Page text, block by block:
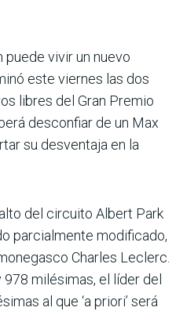
vivir un nuevo
este viernes las dos
libres del Gran Premio
desconfiar de un Max
su desventaja en la
del circuito Albert Park
parcialmente modifi­cado,
Charles Leclerc.
milésimas, el líder del
al que ‘a priori’ será